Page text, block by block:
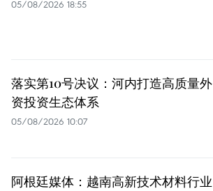
05/08/2026 18:55
落实第10号决议：河内打造高质量外
资投资生态体系
05/08/2026 10:07
阿根廷媒体：越南高新技术材料行业